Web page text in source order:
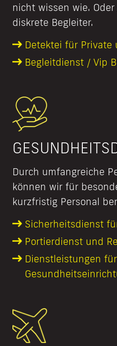
nicht wissen wie.
diskrete Begleiter.
Detektei für Private
Begleitdienst / Vip
Durch umfangreiche
können wir für
kurzfristig Personal
Sicherheits­dienst
Portierdienst und
Dienstleistungen für